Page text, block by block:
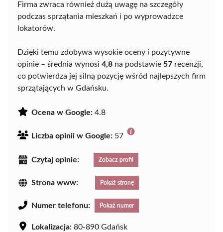
Firma zwraca również dużą uwagę na szczegóły
podczas sprzątania mieszkań i po wyprowadzce
lokatorów.
Dzięki temu zdobywa wysokie oceny i pozytywne
opinie – średnia wynosi 4,8 na podstawie 57 recenzji,
co potwierdza jej silną pozycję wśród najlepszych firm
sprzątających w Gdańsku.
Ocena w Google: 4.8
Liczba opinii w Google: 57
Czytaj opinie: Zobacz profil
Strona www: Pokaż stronę
Numer telefonu: Pokaż numer
Lokalizacja: 80-890 Gdańsk